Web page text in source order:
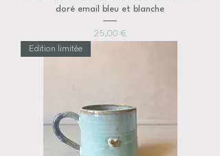
doré email bleu et blanche
Prix
25,00 €
Edition limitée